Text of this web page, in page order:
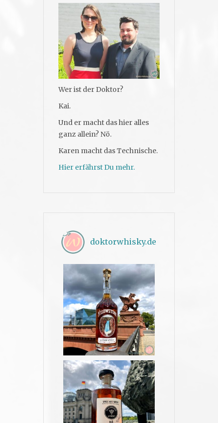
Wer ist der Doktor?
Kai.
Und er macht das hier alles
ganz allein? Nö.
Karen macht das Technische.
Hier erfährst Du mehr.
doktorwhisky.de